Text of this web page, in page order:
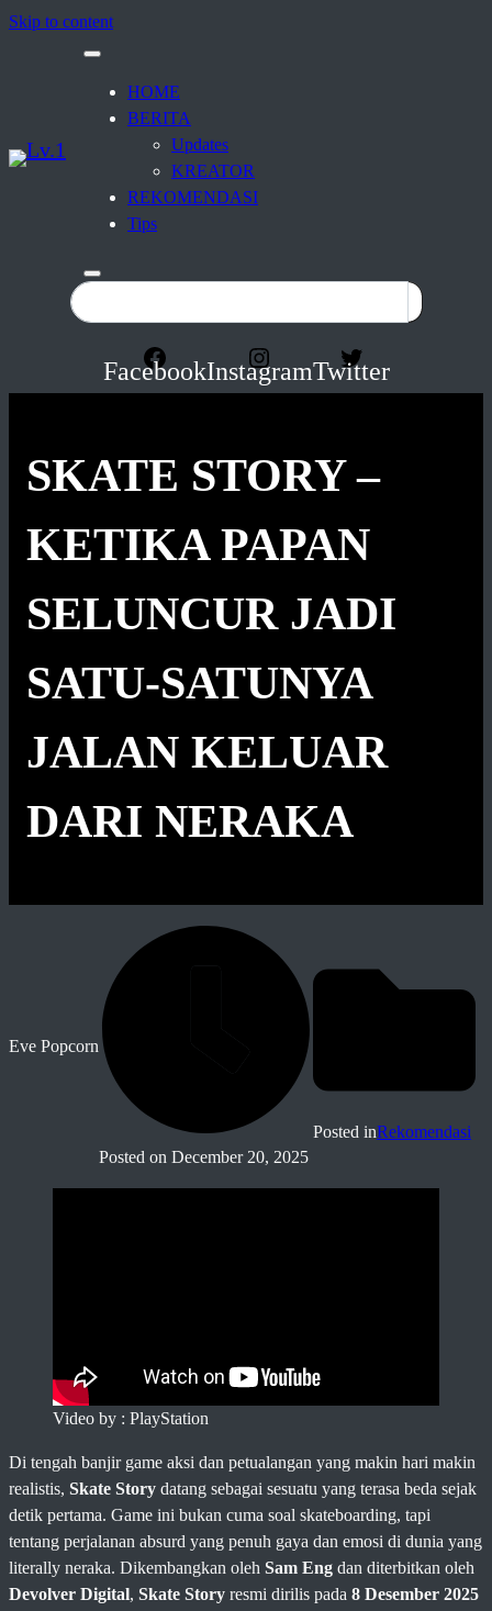
Skip to content
HOME
BERITA
Updates
KREATOR
REKOMENDASI
Tips
FacebookInstagramTwitter
SKATE STORY –
KETIKA PAPAN
SELUNCUR JADI
SATU-SATUNYA
JALAN KELUAR
DARI NERAKA
Eve Popcorn
Posted on December 20, 2025
Posted inRekomendasi
Video by : PlayStation
Di tengah banjir game aksi dan petualangan yang makin hari makin
realistis, Skate Story datang sebagai sesuatu yang terasa beda sejak
detik pertama. Game ini bukan cuma soal skateboarding, tapi
tentang perjalanan absurd yang penuh gaya dan emosi di dunia yang
literally neraka. Dikembangkan oleh Sam Eng dan diterbitkan oleh
Devolver Digital, Skate Story resmi dirilis pada 8 Desember 2025